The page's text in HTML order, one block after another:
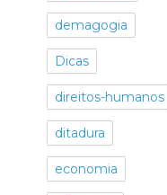
demagogia
Dicas
direitos-humanos
ditadura
economia